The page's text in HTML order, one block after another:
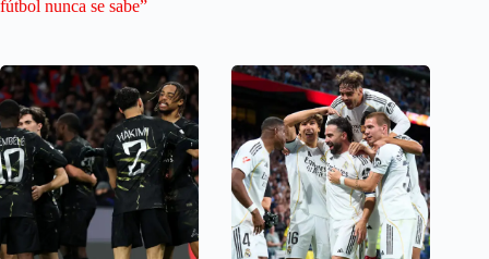
fútbol nunca se sabe”